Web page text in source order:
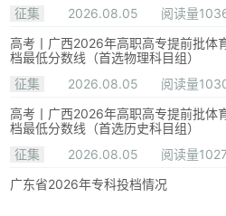
征集
2026.08.05
阅读量
高考丨广西2026年高职高专提前批体
档最低分数线（首选物理科目组）
征集
2026.08.05
阅读量
高考丨广西2026年高职高专提前批体
档最低分数线（首选历史科目组）
征集
2026.08.05
阅读量1027
广东省2026年专科投档情况